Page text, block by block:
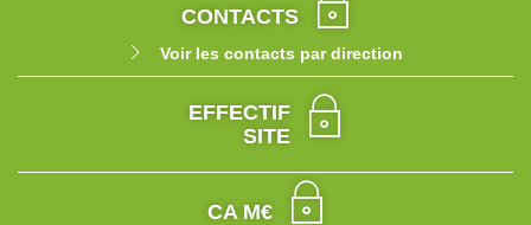
CONTACTS
Voir les contacts par direction
EFFECTIF
SITE
CA M€